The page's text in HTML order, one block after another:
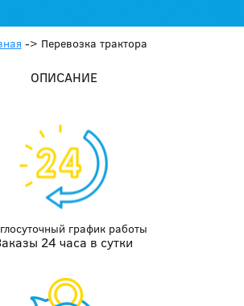
-> Перевозка трактора
ОПИСАНИЕ
график работы
24 часа в сутки